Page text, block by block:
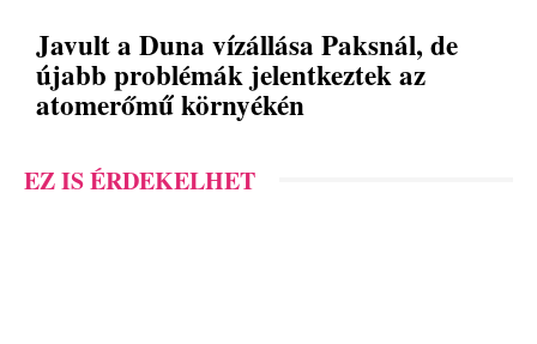
Javult a Duna vízállása Paksnál, de
újabb problémák jelentkeztek az
atomerőmű környékén
EZ IS ÉRDEKELHET